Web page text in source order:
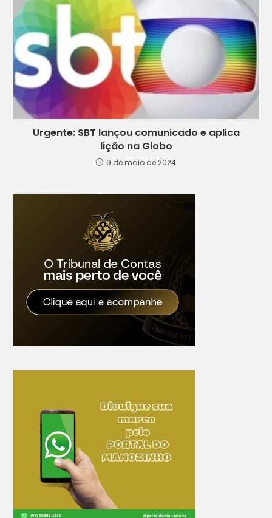
Urgente: SBT lançou comunicado e aplica
lição na Globo
9 de maio de 2024